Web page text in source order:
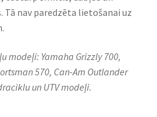
Tā nav paredzēta lietošanai uz
modeļi: Yamaha Grizzly 700,
570, Can-Am Outlander
un UTV modeļi.​